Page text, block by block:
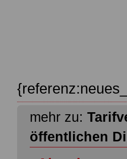
mehr zu:
öffentlichen